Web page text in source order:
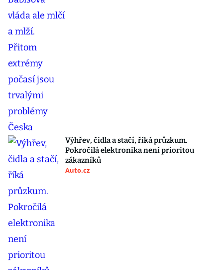
Výhřev, čidla a stačí, říká průzkum.
Pokročilá elektronika není prioritou
zákazníků
Auto.cz